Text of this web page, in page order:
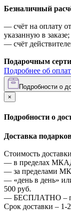
Безналичный
— счёт на оплату
указанную в заказе;
— счёт
Подарочным
Подробнее об
Подробности о
×
Подробности о
Доставка
Стоимость
— в пределах
— за пределами
— «день в день»
500 руб.
— БЕСПЛАТНО –
Срок доставки – 1-